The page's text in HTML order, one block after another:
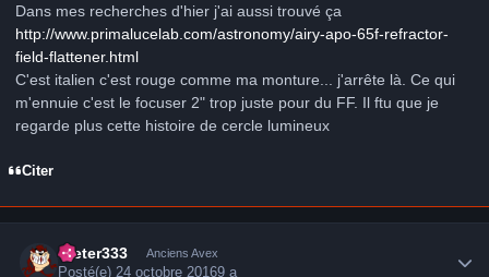
Dans mes recherches d'hier j'ai aussi trouvé ça
http://www.primalucelab.com/astronomy/airy-apo-65f-refractor-
field-flattener.html
C'est italien c'est rouge comme ma monture... j'arrête là. Ce qui
m'ennuie c'est le focuser 2" trop juste pour du FF. Il ftu que je
regarde plus cette histoire de cercle lumineux
Citer
Dieter333 Anciens Avex
Posté(e)24 octobre 20169 a